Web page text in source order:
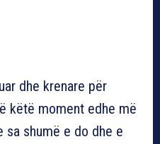
dhe krenare për
këtë moment edhe më
sa shumë e do dhe e